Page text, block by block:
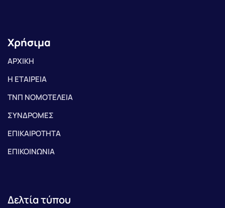
Χρήσιμα
ΑΡΧΙΚΗ
Η ΕΤΑΙΡΕΙΑ
ΤΝΠ ΝΟΜΟΤΕΛΕΙΑ
ΣΥΝΔΡΟΜΕΣ
ΕΠΙΚΑΙΡΟΤΗΤΑ
ΕΠΙΚΟΙΝΩΝΙΑ
Δελτία τύπου